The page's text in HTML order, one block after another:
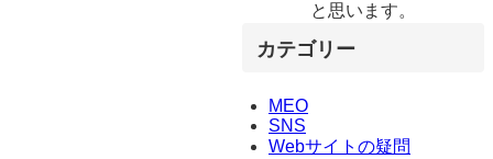
と思います。
カテゴリー
MEO
SNS
Webサイトの疑問